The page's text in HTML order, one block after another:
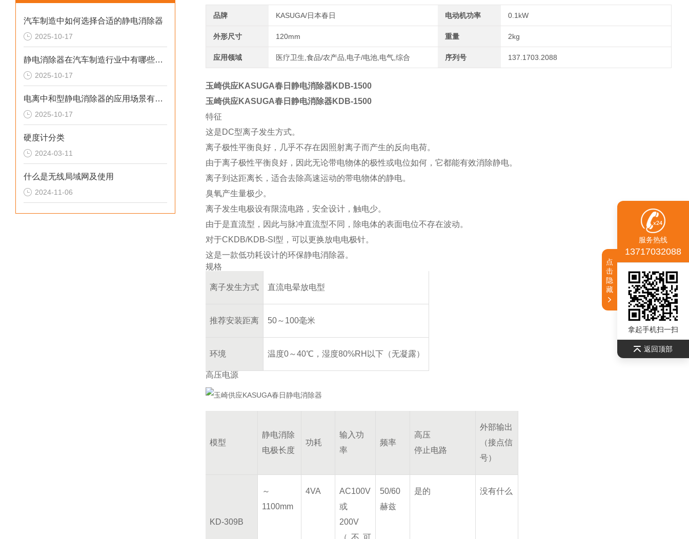
汽车制造中如何选择合适的静电消除器
2025-10-17
静电消除器在汽车制造行业中有哪些应用场景
2025-10-17
电离中和型静电消除器的应用场景有哪些
2025-10-17
硬度计分类
2024-03-11
什么是无线局域网及使用
2024-11-06
品牌 KASUGA/日本春日 电动机功率 0.1kW
外形尺寸 120mm 重量 2kg
应用领域 医疗卫生,食品/农产品,电子/电池,电气,综合 序列号 137.1703.2088
玉崎供应KASUGA春日静电消除器KDB-1500
玉崎供应KASUGA春日静电消除器KDB-1500
特征
这是DC型离子发生方式。
离子极性平衡良好，几乎不存在因照射离子而产生的反向电荷。
由于离子极性平衡良好，因此无论带电物体的极性或电位如何，它都能有效消除静电。
离子到达距离长，适合去除高速运动的带电物体的静电。
臭氧产生量极少。
离子发生电极设有限流电路，安全设计，触电少。
由于是直流型，因此与脉冲直流型不同，除电体的表面电位不存在波动。
对于CKDB/KDB-SI型，可以更换放电电极针。
这是一款低功耗设计的环保静电消除器。
规格
离子发生方式 直流电晕放电型
推荐安装距离 50～100毫米
环境 温度0～40℃，湿度80%RH以下（无凝露）
高压电源
模型
静电消除
电极长度
功耗
输入功
率
频率
高压
停止电路
外部输出
（接点信
号）
KD-309B
～
1100mm
4VA
AC100V
或
200V
（不可
50/60
赫兹
是的 没有什么
服务热线
13717032088
拿起手机扫一扫
返回顶部
点
击
隐
藏